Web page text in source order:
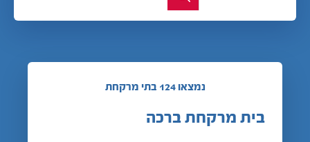
נמצאו 124 בתי מרקחת
בית מרקחת ברכה